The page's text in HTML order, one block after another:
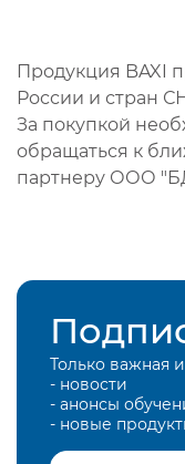
Продукция BAXI
России и стран
За покупкой
обращаться к
партнеру ООО
Только важная
- новости
- анонсы
- новые